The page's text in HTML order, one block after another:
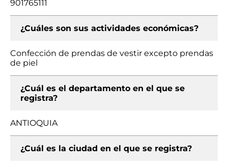
901765111
¿Cuáles son sus actividades económicas?
Confección de prendas de vestir excepto prendas
de piel
¿Cuál es el departamento en el que se
registra?
ANTIOQUIA
¿Cuál es la ciudad en el que se registra?